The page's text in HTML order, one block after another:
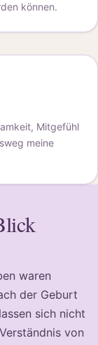
können.
Mitgefühl
meine
waren
der Geburt
sich nicht
von